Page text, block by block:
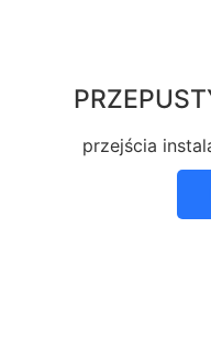
przejścia